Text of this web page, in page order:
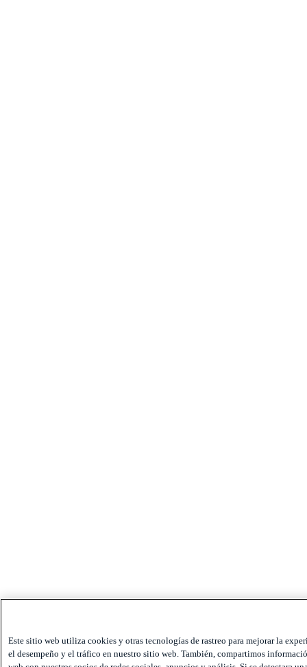
Este sitio web utiliza cookies y otras tecnologías de rastreo para mejorar la
el desempeño y el tráfico en nuestro sitio web. También, compartimos